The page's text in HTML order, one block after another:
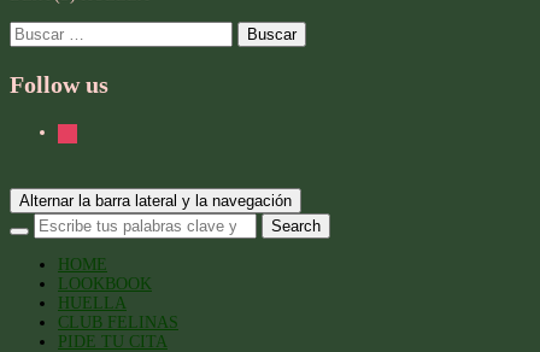
Buscar:
Follow us
Alternar la barra lateral y la navegación
HOME
LOOKBOOK
HUELLA
CLUB FELINAS
PIDE TU CITA